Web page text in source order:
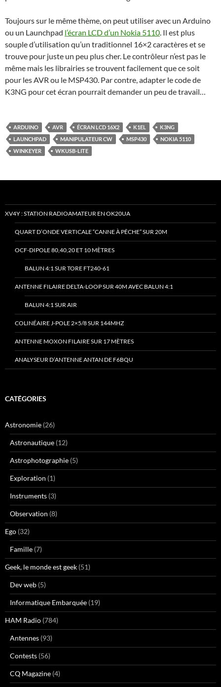
Toujours sur le même thème, on peut utiliser avec un Arduino
ou un Launchpad l’écran LCD d’un Nokia 5110. Il est plus
souple d’utilisation qu’un traditionnel 16×2 caractères et se
trouve pour juste un peu plus cher. Le contrôleur n’est pas le
même mais les librairies se trouvent facilement que ce soit
pour les AVR ou le MSP430. Par contre, adapter le code de
K3NG pour cet écran pourrait demander un peu de travail…
ARDUINO AVR ÉCRAN LCD 16X2 K1EL
K3NG
LAUNCHPAD
MANIPULATEUR CW MSP430
NOKIA 5110
WINKEYER
WKUSB-LITE
XV4Y : STATION RADIOAMATEUR EN OK20UA
QUART D’ONDE VERTICALE “CANNE À PÊCHE” SUR 20M
OCF-DIPOLE 80,40,20 ET 10 MÈTRES
BALUN 4:1 SUR TORE FT240-61
ANTENNE FILAIRE DELTA-LOOP SUR 40M AVEC BALUN 4:1
BALUN 4:1 SUR AIR
COLINÉAIRE J-POLE 2×5/8 SUR 144MHZ
ANTENNE MOXON FILAIRE SUR 17 MÈTRES
ANALYSEUR D’ANTENNE ANTAN DE F6BQU
CATÉGORIES
Astronomie (26)
Astronautique (12)
Astrophotographie (5)
Exploration (1)
Instruments (3)
Observation (8)
Ego (32)
Famille (7)
Geek, le monde est geek (51)
Dev web (5)
Informatique Embarquée (19)
HAM Radio (784)
Antennes (93)
Contests (56)
CQ Magazine (4)